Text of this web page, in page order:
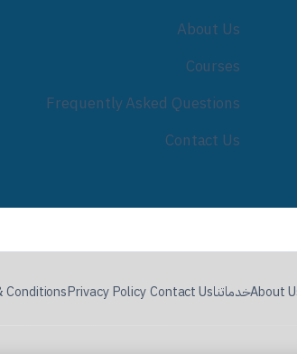
About Us
Courses
Frequently Asked Questions
Contact Us
AboutخدماتناContact Us
Privacy Policy
Conditions